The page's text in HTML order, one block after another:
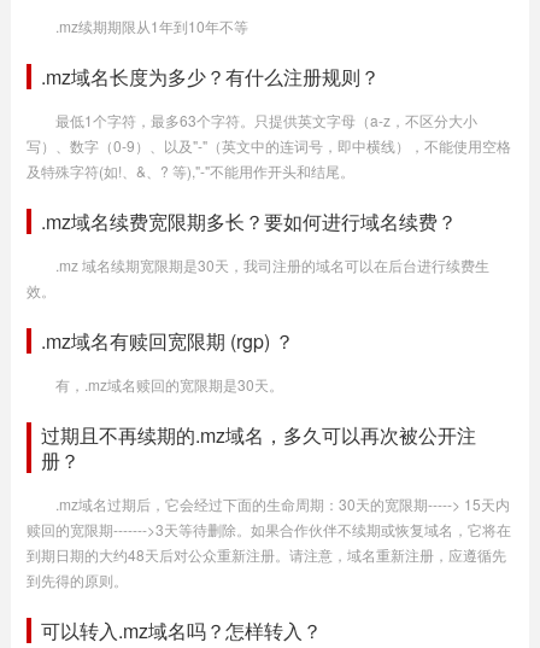
.mz续期期限从1年到10年不等
.mz域名长度为多少？有什么注册规则？
最低1个字符，最多63个字符。只提供英文字母（a-z，不区分大小
写）、数字（0-9）、以及"-"（英文中的连词号，即中横线），不能使用空格
及特殊字符(如!、&、? 等),"-"不能用作开头和结尾。
.mz域名续费宽限期多长？要如何进行域名续费？
.mz 域名续期宽限期是30天，我司注册的域名可以在后台进行续费生
效。
.mz域名有赎回宽限期 (rgp) ？
有，.mz域名赎回的宽限期是30天。
过期且不再续期的.mz域名，多久可以再次被公开注
册？
.mz域名过期后，它会经过下面的生命周期：30天的宽限期-----> 15天内
赎回的宽限期------->3天等待删除。如果合作伙伴不续期或恢复域名，它将在
到期日期的大约48天后对公众重新注册。请注意，域名重新注册，应遵循先
到先得的原则。
可以转入.mz域名吗？怎样转入？